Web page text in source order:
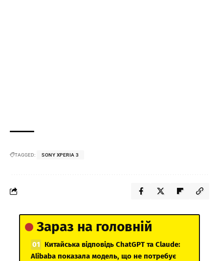
TAGGED: SONY XPERIA 3
Зараз на головній
Китайська відповідь ChatGPT та Claude:
Alibaba показала модель, що не потребує